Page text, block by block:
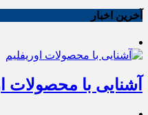
آخرین اخبار
آشنایی با محصولات